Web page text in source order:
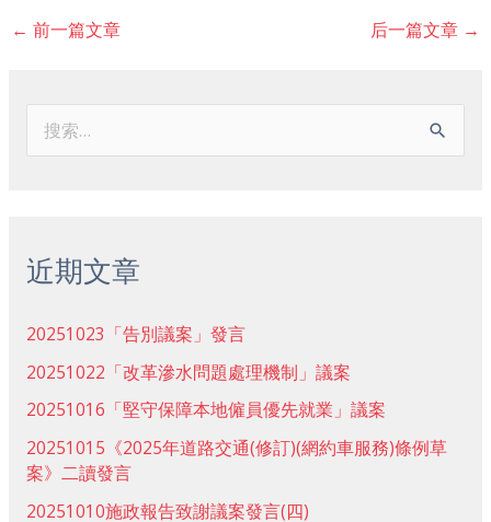
← 前一篇文章 后一篇文章 →
近期文章
20251023「告別議案」發言
20251022「改革滲水問題處理機制」議案
20251016「堅守保障本地僱員優先就業」議案
20251015《2025年道路交通(修訂)(網約車服務)條例草
案》二讀發言
20251010施政報告致謝議案發言(四)